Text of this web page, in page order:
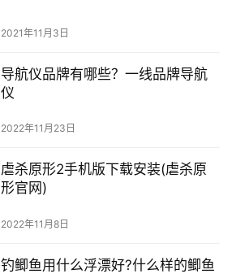
2021年11月3日
导航仪品牌有哪些？一线品牌导航
仪
2022年11月23日
虐杀原形2手机版下载安装(虐杀原
形官网)
2022年11月8日
钓鲫鱼用什么浮漂好?什么样的鲫鱼